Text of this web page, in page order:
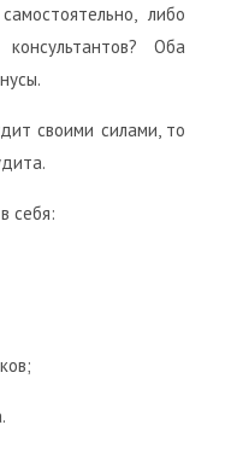
либо
консультантов? Оба
своими силами, то
себя: